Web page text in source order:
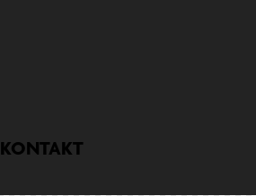
KONTAKT